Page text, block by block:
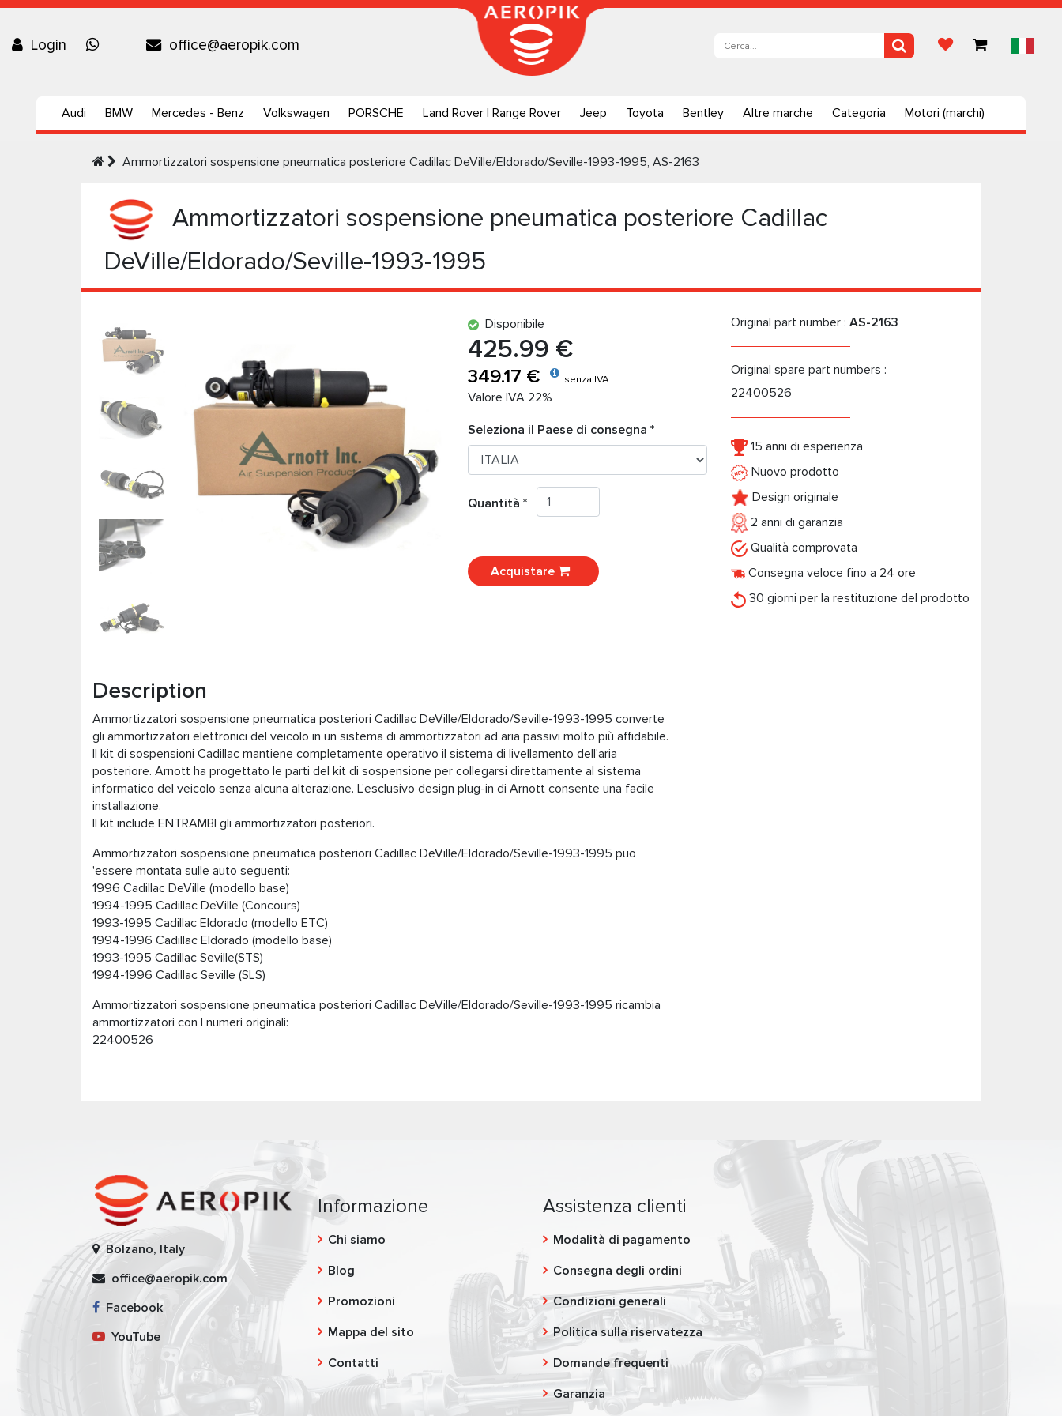
Login office@aeropik.com
Audi BMW Mercedes - Benz Volkswagen PORSCHE Land Rover | Range Rover Jeep Toyota Bentley Altre marche Categoria Motori (marchi)
Ammortizzatori sospensione pneumatica posteriore Cadillac DeVille/Eldorado/Seville-1993-1995, AS-2163
Ammortizzatori sospensione pneumatica posteriore Cadillac
DeVille/Eldorado/Seville-1993-1995
Disponibile
425.99 €
349.17 € senza IVA
Valore IVA 22%
Seleziona il Paese di consegna *
Quantità *
Acquistare
Original part number : AS-2163
Original spare part numbers :
22400526
15 anni di esperienza
Nuovo prodotto
Design originale
2 anni di garanzia
Qualità comprovata
Consegna veloce fino a 24 ore
30 giorni per la restituzione del prodotto
Description
Ammortizzatori sospensione pneumatica posteriori Cadillac DeVille/Eldorado/Seville-1993-1995 converte
gli ammortizzatori elettronici del veicolo in un sistema di ammortizzatori ad aria passivi molto più affidabile.
Il kit di sospensioni Cadillac mantiene completamente operativo il sistema di livellamento dell'aria
posteriore. Arnott ha progettato le parti del kit di sospensione per collegarsi direttamente al sistema
informatico del veicolo senza alcuna alterazione. L'esclusivo design plug-in di Arnott consente una facile
installazione.
Il kit include ENTRAMBI gli ammortizzatori posteriori.
Ammortizzatori sospensione pneumatica posteriori Cadillac DeVille/Eldorado/Seville-1993-1995 puo
'essere montata sulle auto seguenti:
1996 Cadillac DeVille (modello base)
1994-1995 Cadillac DeVille (Concours)
1993-1995 Cadillac Eldorado (modello ETC)
1994-1996 Cadillac Eldorado (modello base)
1993-1995 Cadillac Seville(STS)
1994-1996 Cadillac Seville (SLS)
Ammortizzatori sospensione pneumatica posteriori Cadillac DeVille/Eldorado/Seville-1993-1995 ricambia
ammortizzatori con I numeri originali:
22400526
Bolzano, Italy
office@aeropik.com
Facebook
YouTube
Informazione
Chi siamo
Blog
Promozioni
Mappa del sito
Contatti
Assistenza clienti
Modalità di pagamento
Consegna degli ordini
Condizioni generali
Politica sulla riservatezza
Domande frequenti
Garanzia